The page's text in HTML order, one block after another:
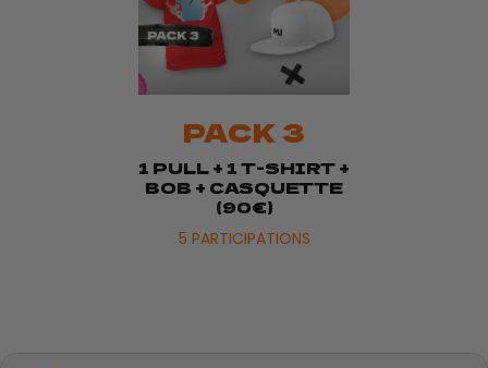
PACK 3
1 PULL + 1 T-SHIRT +
BOB + CASQUETTE
(90€)
5 PARTICIPATIONS